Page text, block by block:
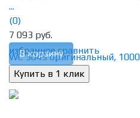
избранное сравнить
...
(0)
7 093 руб.
В корзину